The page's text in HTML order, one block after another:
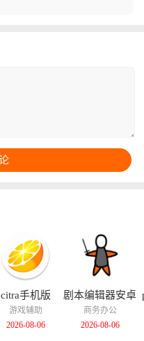
citra手机版
游戏辅助
2026-08-06
剧本编辑器安卓
版
商务办公
2026-08-06